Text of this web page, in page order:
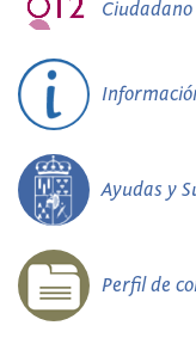
Ciudadano
Ayudas y
Perfil de